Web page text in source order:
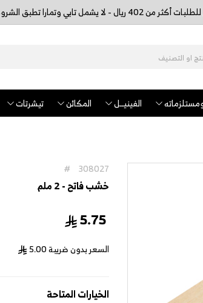
ريال - لا يشمل تابي وتمارا تطبق الشروط
الفينيــل المكائن تيشرتات
308027
#
خشب فاتح - 2 ملم
5.75
السعر بدون ضريبة5.00
الخيارات المتاحة